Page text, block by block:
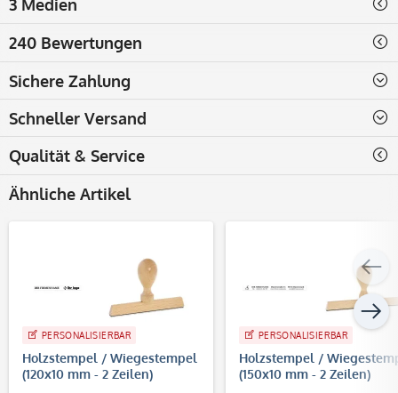
3 Medien
240 Bewertungen
Sichere Zahlung
Schneller Versand
Qualität & Service
Ähnliche Artikel
PERSONALISIERBAR
Holzstempel / Wiegestempel
(120x10 mm - 2 Zeilen)
PERSONALISIERBAR
Holzstempel /
(150x10 mm - 2 Zeilen)